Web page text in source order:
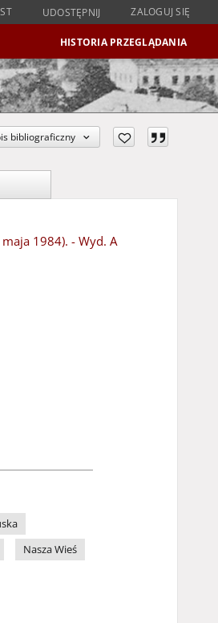
UDOSTĘPNIJ ZALOGUJ SIĘ
HISTORIA PRZEGLĄDANIA
bibliograficzny
1984). - Wyd. A
Nasza Wieś